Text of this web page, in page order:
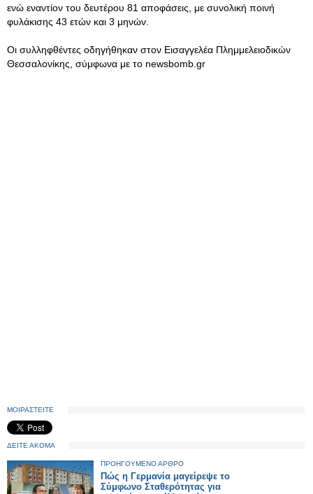
ενώ εναντίον του δευτέρου 81 αποφάσεις, με συνολική ποινή
φυλάκισης 43 ετών και 3 μηνών.
Οι συλληφθέντες οδηγήθηκαν στον Εισαγγελέα Πλημμελειοδικών
Θεσσαλονίκης, σύμφωνα με το newsbomb.gr
ΜΟΙΡΑΣΤΕΙΤΕ
ΔΕΙΤΕ ΑΚΟΜΑ
ΠΡΟΗΓΟΥΜΕΝΟ ΑΡΘΡΟ
Πώς η Γερμανία μαγείρεψε το
Σύμφωνο Σταθερότητας για